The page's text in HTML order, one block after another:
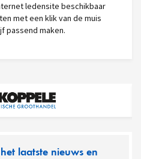
ledensite beschikbaar
met een klik van de muis
passend maken.
laatste nieuws en